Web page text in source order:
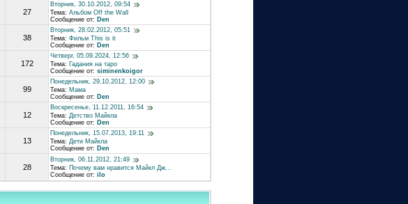
27
Вторник, 30.10.2012, 09:54
Тема: Альбом Off the Wall
Сообщение от: Den
38
Вторник, 28.02.2012, 05:51
Тема: Фильм This is it
Сообщение от: Den
172
Четверг, 05.09.2024, 12:56
Тема: Гадания на таро
Сообщение от: siminenkoigor
99
Понедельник, 29.10.2012, 12:00
Тема: Мама
Сообщение от: Den
12
Воскресенье, 11.12.2011, 16:54
Тема: Детство Майкла
Сообщение от: Den
13
Понедельник, 15.07.2013, 19:11
Тема: Дети Майкла
Сообщение от: Den
28
Вторник, 06.11.2012, 21:49
Тема: Почему вам нравится Майкл Дж...
Сообщение от: ilo